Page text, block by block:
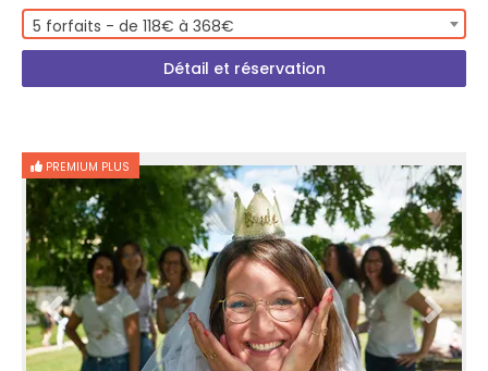
5 forfaits - de 118€ à 368€
Détail et réservation
PREMIUM PLUS